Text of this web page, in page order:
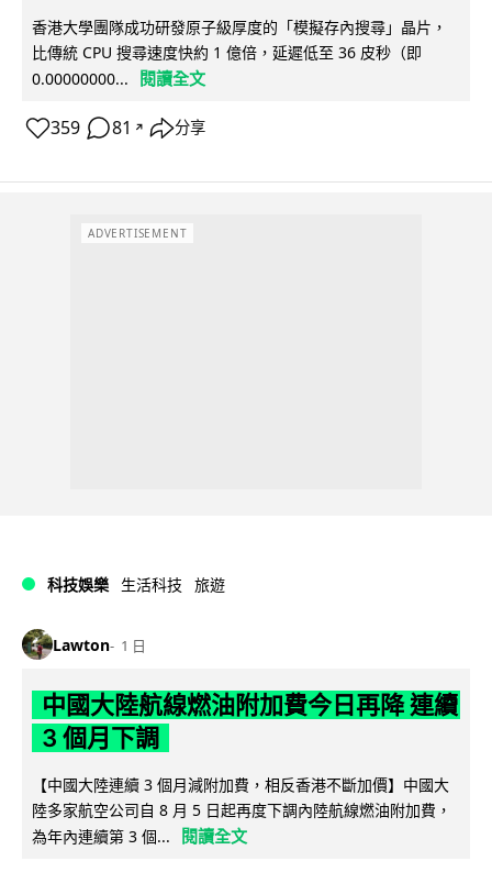
香港大學團隊成功研發原子級厚度的「模擬存內搜尋」晶片，
比傳統 CPU 搜尋速度快約 1 億倍，延遲低至 36 皮秒（即
0.00000000...
閱讀全文
359 81 ↗ 分享
ADVERTISEMENT
科技娛樂 生活科技 旅遊
Lawton 1 日
中國大陸航線燃油附加費今日再降 連續
3 個月下調
【中國大陸連續 3 個月減附加費，相反香港不斷加價】中國大
陸多家航空公司自 8 月 5 日起再度下調內陸航線燃油附加費，
為年內連續第 3 個...
閱讀全文